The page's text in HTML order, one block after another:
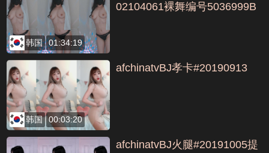
韩国 01:34:19
02104061裸舞编号5036999B
韩国 00:03:20
afchinatvBJ孝卡#20190913
afchinatvBJ火腿#20191005提